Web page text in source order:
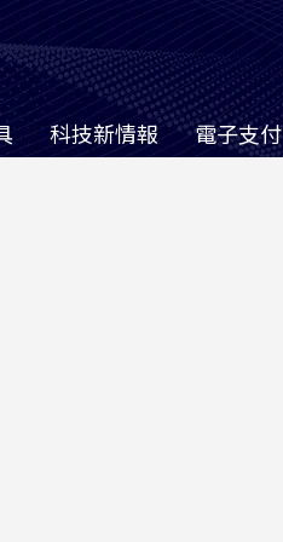
科技新情報 電子支付